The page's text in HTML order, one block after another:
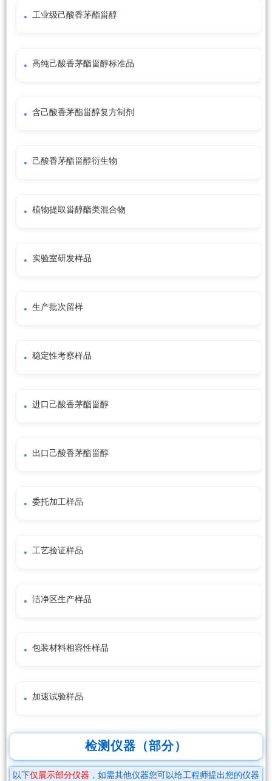
工业级己酸香茅酯甾醇
高纯己酸香茅酯甾醇标准品
含己酸香茅酯甾醇复方制剂
己酸香茅酯甾醇衍生物
植物提取甾醇酯类混合物
实验室研发样品
生产批次留样
稳定性考察样品
进口己酸香茅酯甾醇
出口己酸香茅酯甾醇
委托加工样品
工艺验证样品
洁净区生产样品
包装材料相容性样品
加速试验样品
检测仪器（部分）
以下仅展示部分仪器 ，如需其他仪器您可以给工程师提出您的仪器